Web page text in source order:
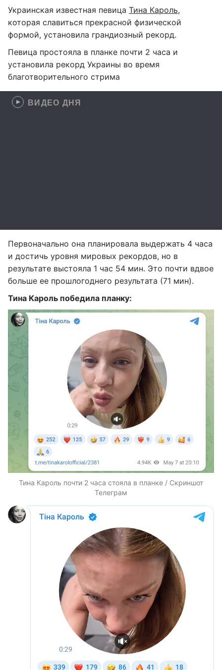
Украинская известная певица Тина Кароль,
которая славиться прекрасной физической
формой, установила грандиозный рекорд.
Певица простояла в планке почти 2 часа и
установила рекорд Украины во время
благотворительного стрима
ВИДЕО ДНЯ
Первоначально она планировала выдержать 4 часа
и достичь уровня мировых рекордов, но в
результате выстояла 1 час 54 мин. Это почти вдвое
больше ее прошлогоднего результата (71 мин).
Тина Кароль победила планку:
Тина Кароль почти 2 часа стояла в планке / Скриншот
Телеграм